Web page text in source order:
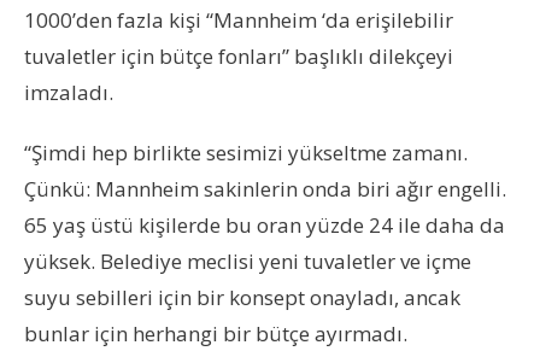
1000’den fazla kişi “Mannheim ‘da erişilebilir
tuvaletler için bütçe fonları” başlıklı dilekçeyi
imzaladı.
“Şimdi hep birlikte sesimizi yükseltme zamanı.
Çünkü: Mannheim sakinlerin onda biri ağır engelli.
65 yaş üstü kişilerde bu oran yüzde 24 ile daha da
yüksek. Belediye meclisi yeni tuvaletler ve içme
suyu sebilleri için bir konsept onayladı, ancak
bunlar için herhangi bir bütçe ayırmadı.